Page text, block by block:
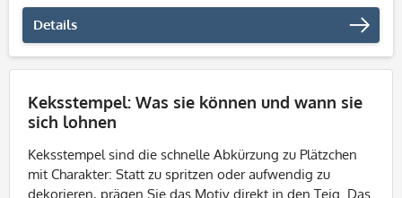
Details
Keksstempel: Was sie können und wann sie
sich lohnen
Keksstempel sind die schnelle Abkürzung zu Plätzchen
mit Charakter: Statt zu spritzen oder aufwendig zu
dekorieren, prägen Sie das Motiv direkt in den Teig. Das